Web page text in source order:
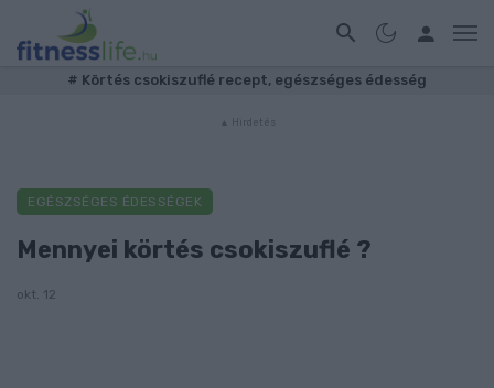
# Körtés csokiszuflé recept, egészséges édesség
EGÉSZSÉGES ÉDESSÉGEK
Mennyei körtés csokiszuflé ?
okt. 12